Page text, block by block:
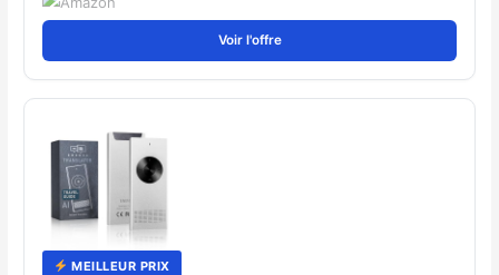
Voir l'offre
MEILLEUR PRIX